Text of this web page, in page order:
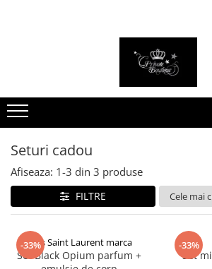
Treninguri
Rochii
Rochii de mireasă
Pantofi casual
Încălțăminte sport
Ghete
Accesorii
Jachete
Treninguri
Tricouri
Genți
Parfumuri damă
Parfumuri unisex
Seturi cadou
Parfumuri damă
Parfumuri unisex
Set parfumuri
Seturi cadou
Afiseaza: 1-3 din 3 produse
FILTRE
-33%
Yves Saint Laurent marca
Set Black Opium parfum +
-33%
Set